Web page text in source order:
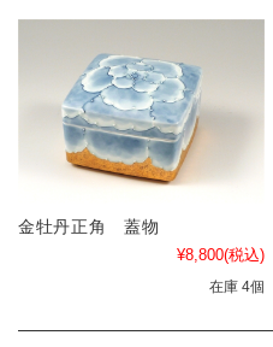
金牡丹正角 蓋物
¥8,800(税込)
在庫 4個